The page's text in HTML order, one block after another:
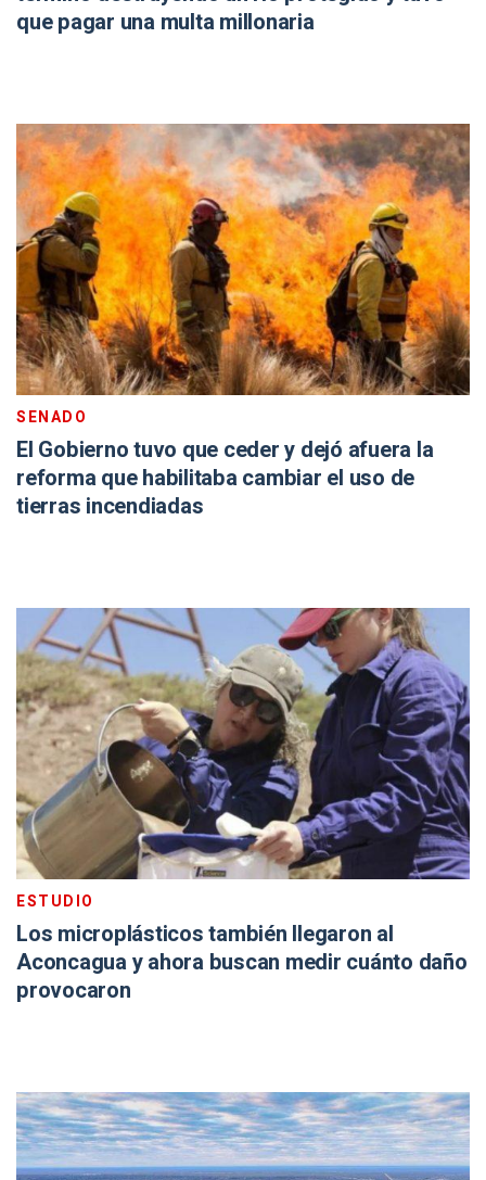
que pagar una multa millonaria
SENADO
El Gobierno tuvo que ceder y dejó afuera la
reforma que habilitaba cambiar el uso de
tierras incendiadas
ESTUDIO
Los microplásticos también llegaron al
Aconcagua y ahora buscan medir cuánto daño
provocaron